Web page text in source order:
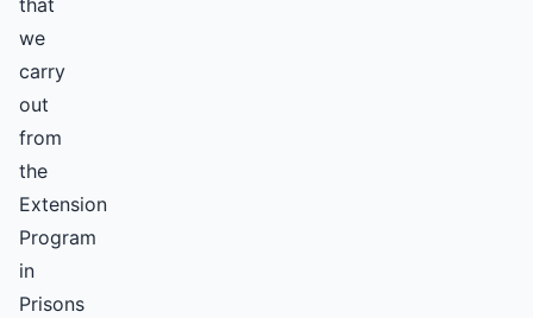
that
we
carry
out
from
the
Extension
Program
in
Prisons